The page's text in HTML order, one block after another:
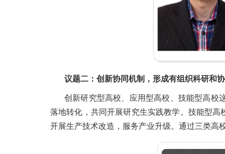
议题二：创新协同机制，形成有组织科研和
创新研究型高校、应用型高校、技能型高校
落地转化，共同开展研究生实践教学。技能型
开展生产技术改造，服务产业升级。通过三类高